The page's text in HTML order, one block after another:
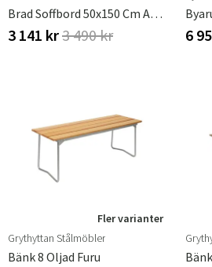
Brad Soffbord 50x150 Cm Antracit
3 141 kr3 490 kr 6
Fler varianter
Grythyttan Stålmöbler
Bänk 8 Oljad Furu